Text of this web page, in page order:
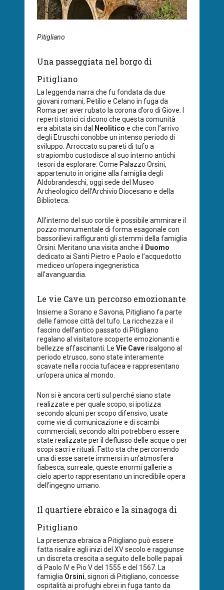
Pitigliano
Una passeggiata nel borgo di
Pitigliano
La leggenda narra che fu fondata da due
giovani romani, Petilio e Celano in fuga da
Roma per aver rubato la corona d’oro di Giove. I
reperti storici ci dicono che questa comunità
era abitata sin dal
Neolitico e che con l’arrivo
degli Etruschi conobbe un intenso periodo di
sviluppo. Arroccato su pareti di tufo a
strapiombo custodisce al suo interno antichi
tesori da esplorare. Come Palazzo Orsini,
appartenuto in origine alla famiglia degli
Aldobrandeschi, oggi sede del Museo
Archeologico dell’Archivio Diocesano e della
Biblioteca.
All’interno del suo cortile è possibile ammirare il
pozzo monumentale di forma esagonale con
bassorilievi raffiguranti gli stemmi della famiglia
Orsini. Meritano una visita anche il
Duomo
dedicato ai Santi Pietro e Paolo e l’acquedotto
mediceo un’opera ingegneristica
all’avanguardia.
Le vie Cave un percorso emozionante
Insieme a Sorano e Savona, Pitigliano fa parte
delle famose città del tufo. La ricchezza e il
fascino dell’antico passato di Pitigliano
regalano al visitatore scoperte emozionanti e
bellezze affascinanti. Le Vie Caverisalgono al
periodo etrusco, sono state interamente
scavate nella roccia tufacea e rappresentano
un’opera unica al mondo.
Non si è ancora certi sul perché siano state
realizzate e per quale scopo, si ipotizza
secondo alcuni per scopo difensivo, usate
come vie di comunicazione e di scambi
commerciali, secondo altri potrebbero essere
state realizzate per il deflusso delle acque o per
scopi sacri e rituali. Fatto sta che percorrendo
una di esse sarete immersi in un’atmosfera
fiabesca, surreale, queste enormi gallerie a
cielo aperto rappresentano un incredibile opera
dell’ingegno umano.
Il quartiere ebraico e la sinagoga di
Pitigliano
La presenza ebraica a Pitigliano può essere
fatta risalire agli inizi del XV secolo e raggiunse
un discreta crescita a seguito delle bolle papali
di Paolo IV e Pio V del 1555 e del 1567. La
famiglia Orsini, signori di Pitigliano, concesse
ospitalità ai profughi ebrei in fuga tanto da